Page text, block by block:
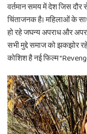
वर्तमान समय में देश जिस
चिंताजनक है। महिलाओं के
हो रहे जघन्य अपराध और
सभी मुद्दे समाज को झकझोर
कोशिश है नई फिल्म